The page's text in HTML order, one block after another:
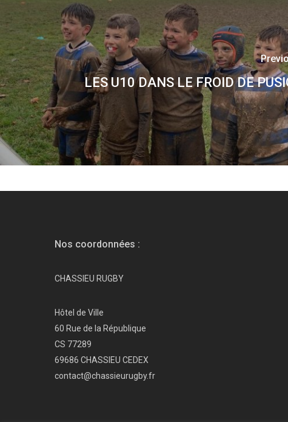
LES U10 DANS LE FROID DE
Nos coordonnées :
CHASSIEU RUGBY
Hôtel de Ville
60 Rue de la République
CS 77289
69686 CHASSIEU CEDEX
contact@chassieurugby.fr